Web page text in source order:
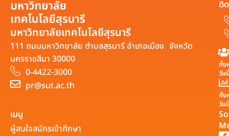
มหาวิทยาลัยเทคโนโลยีสุรนารี
111 ถนนมหาวิทยาลัย ตำบลสุรนารี อำเภอเมือง จังหวัด
นครราชสีมา 30000
0-4422-3000
pr@sut.ac.th
ติ
ทั้ง
วัน
ทั้ง
วัน
เมนู
ผู้สนใจสมัครเข้าศึกษา